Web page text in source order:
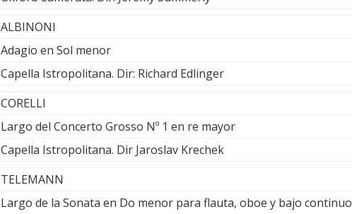
ALBINONI
Adagio en Sol menor
Capella Istropolitana. Dir: Richard Edlinger
CORELLI
Largo del Concerto Grosso Nº 1 en re mayor
Capella Istropolitana. Dir Jaroslav Krechek
TELEMANN
Largo de la Sonata en Do menor para flauta, oboe y bajo continuo